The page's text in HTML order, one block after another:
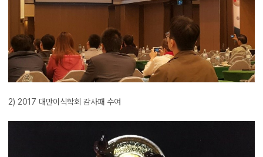
2) 2017 대만이식학회 감사패 수여